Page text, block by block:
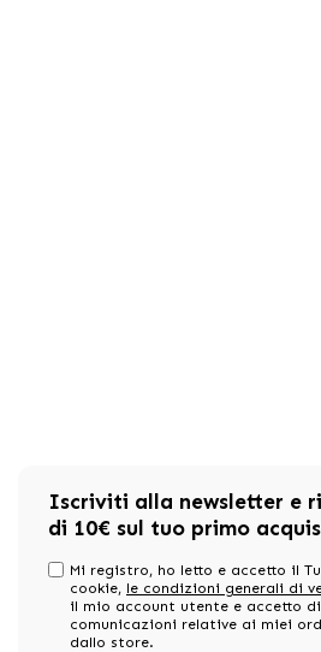
Iscriviti alla newsletter e
di 10€ sul tuo primo
Mi registro, ho letto e accetto il
cookie, le condizioni generali di
il mio account utente e accetto
comunicazioni relative ai miei
dallo store.